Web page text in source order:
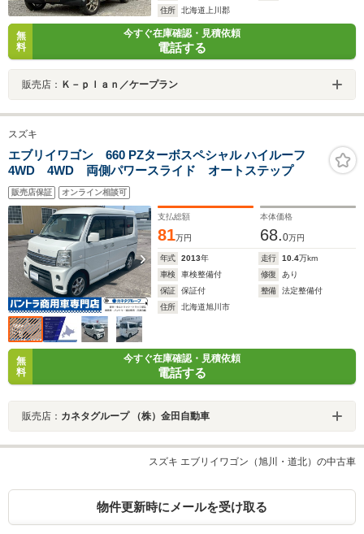
住所
北海道上川郡
無
料
今すぐ在庫確認・見積依頼
電話する
販売店： Ｋ－ｐｌａｎ／ケープラン
スズキ
エブリイワゴン 660 PZターボスペシャル ハイルーフ
4WD 4WD 両側パワースライド オートステップ
販売店保証 オンライン相談可
支払総額
81万円
本体価格
68.0万円
年式 2013年 走行 10.4万km
車検
車検整備付 修復
あり
保証
保証付 整備
法定整備付
住所
北海道旭川市
無
料
今すぐ在庫確認・見積依頼
電話する
販売店： カネタグループ （株）金田自動車
スズキ エブリイワゴン（旭川・道北）の中古車
物件更新時にメールを受け取る